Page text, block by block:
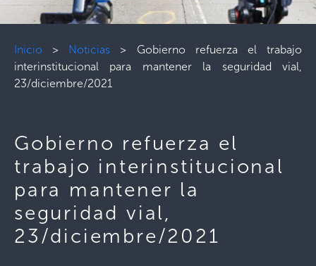
Inicio > Noticias > Gobierno refuerza el trabajo
interinstitucional para mantener la seguridad vial,
23/diciembre/2021
Gobierno refuerza el
trabajo interinstitucional
para mantener la
seguridad vial,
23/diciembre/2021